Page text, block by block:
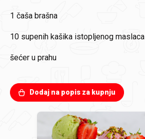
1 čaša brašna
10 supenih kašika istopljenog maslaca
šećer u prahu
Dodaj na popis za kupnju